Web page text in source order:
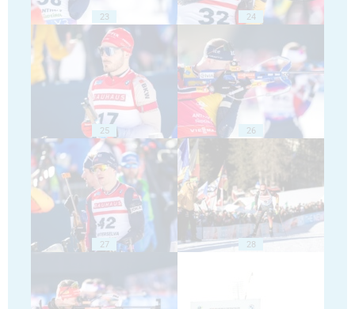
23 24
25 26
27 28